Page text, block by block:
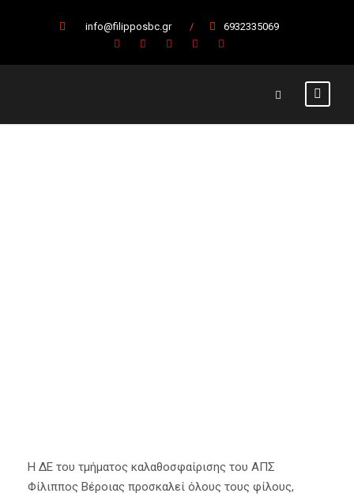
info@filipposbc.gr / 6932335069
Η ΔΕ του τμήματος καλαθοσφαίρισης του ΑΠΣ
Φίλιππος Βέροιας προσκαλεί όλους τους φίλους,